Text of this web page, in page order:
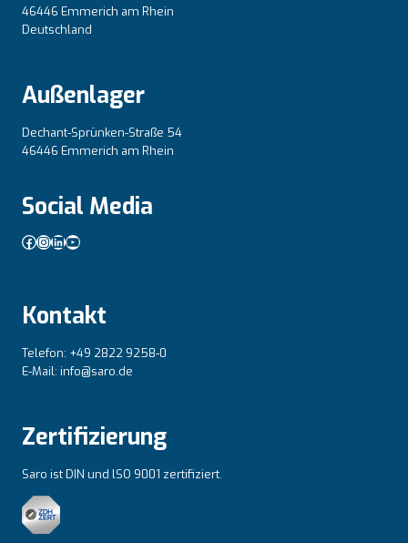
46446 Emmerich am Rhein
Deutschland
Außenlager
Dechant-Sprünken-Straße 54
46446 Emmerich am Rhein
Social Media
Facebook
Instagram
LinkedIn
YouTube
Kontakt
Telefon: +49 2822 9258-0
E-Mail: info@saro.de
Zertifizierung
Saro ist DIN und lSO 9001 zertifiziert.